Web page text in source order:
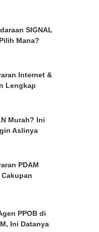
SIGNAL
Mana?
Internet &
Lengkap
Murah? Ini
Aslinya
PDAM
PPOB di
Ini Datanya